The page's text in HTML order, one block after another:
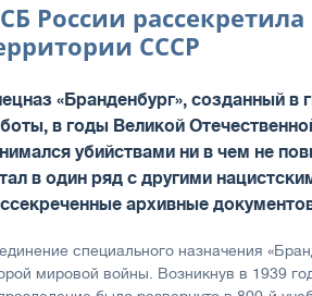
России
СССР
«Бранденбург», созданный в
в годы Великой
убийствами ни в чем не
в один ряд с другими
архивные
специального назначения
мировой войны. Возникнув в 1939